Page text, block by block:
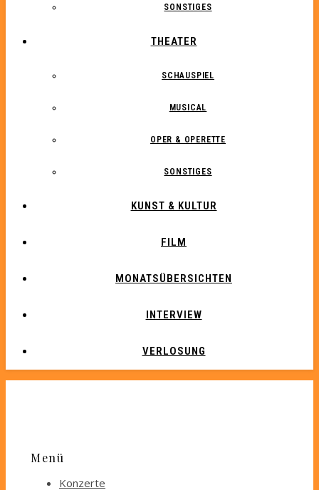
SONSTIGES
THEATER
SCHAUSPIEL
MUSICAL
OPER & OPERETTE
SONSTIGES
KUNST & KULTUR
FILM
MONATSÜBERSICHTEN
INTERVIEW
VERLOSUNG
Menü
Konzerte